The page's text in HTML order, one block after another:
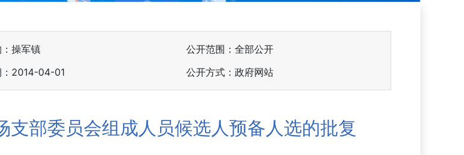
操军镇
公开范围：全部公开
：2014-04-01 公开方式：政府网站
支部委员会组成人员候选人预备人选的批复